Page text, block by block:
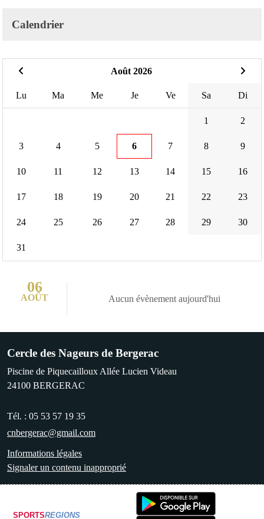
Calendrier
Août 2026
Lu Ma Me Je Ve Sa Di
1 2
3 4 5 6 7 8 9
10 11 12 13 14 15 16
17 18 19 20 21 22 23
24 25 26 27 28 29 30
31
06
AOÛT Aucun évènement aujourd'hui
Cercle des Nageurs de Bergerac
Piscine de Piquecailloux Allée Lucien Videau
24100 BERGERAC
Tél. : 05 53 57 19 35
cnbergerac@gmail.com
Informations légales
Signaler un contenu inapproprié
SPORTSREGIONS